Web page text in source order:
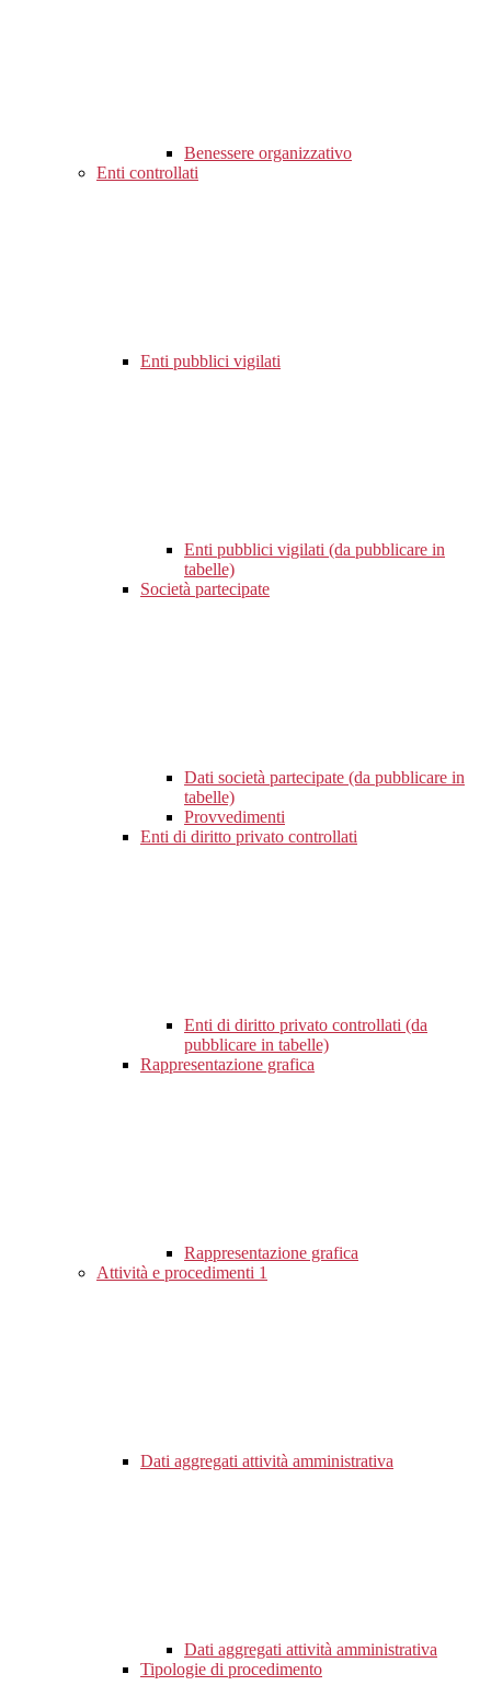
Benessere organizzativo
Enti controllati
Enti pubblici vigilati
Enti pubblici vigilati (da pubblicare in
tabelle)
Società partecipate
Dati società partecipate (da pubblicare in
tabelle)
Provvedimenti
Enti di diritto privato controllati
Enti di diritto privato controllati (da
pubblicare in tabelle)
Rappresentazione grafica
Rappresentazione grafica
Attività e procedimenti 1
Dati aggregati attività amministrativa
Dati aggregati attività amministrativa
Tipologie di procedimento